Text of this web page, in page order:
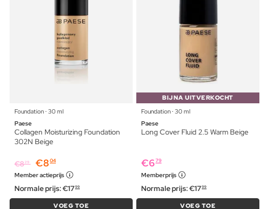
Foundation ⋅ 30 ml
Paese
Collagen Moisturizing Foundation
302N Beige
€829 €8 04
Member actieprijs
Normale prijs:€1799
VOEG TOE
BIJNA UITVERKOCHT
Foundation ⋅ 30 ml
Paese
Long Cover Fluid 2.5 Warm Beige
€6 79
Memberprijs
Normale prijs:€1799
VOEG TOE